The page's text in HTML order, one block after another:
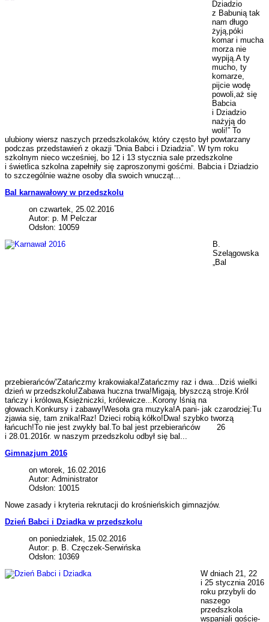
Dziadzio
z Babunią tak
nam długo
żyją,póki
komar i mucha
morza nie
wypiją.A ty
mucho, ty
komarze,
pijcie wodę
powoli,aż się
Babcia
i Dziadzio
nażyją do
woli!” To
ulubiony wiersz naszych przedszkolaków, który często był powtarzany
podczas przedstawień z okazji ”Dnia Babci i Dziadzia”. W tym roku
szkolnym nieco wcześniej, bo 12 i 13 stycznia sale przedszkolne
i świetlica szkolna zapełniły się zaproszonymi gośćmi. Babcia i Dziadzio
to szczególnie ważne osoby dla swoich wnucząt...
Bal karnawałowy w przedszkolu
on czwartek, 25.02.2016
Autor: p. M Pelczar
Odsłon: 10059
B.
Szelągowska
„Bal
przebierańców”Zatańczmy krakowiaka!Zatańczmy raz i dwa...Dziś wielki
dzień w przedszkolu!Zabawa huczna trwa!Migają, błyszczą stroje.Król
tańczy i królowa,Księżniczki, królewicze...Korony lśnią na
głowach.Konkursy i zabawy!Wesoła gra muzyka!A pani- jak czarodziej:Tu
zjawia się, tam znika!Raz! Dzieci robią kółko!Dwa! szybko tworzą
łańcuch!To nie jest zwykły bal.To bal jest przebierańców 26
i 28.01.2016r. w naszym przedszkolu odbył się bal...
Gimnazjum 2016
on wtorek, 16.02.2016
Autor: Administrator
Odsłon: 10015
Nowe zasady i kryteria rekrutacji do krośnieńskich gimnazjów.
Dzień Babci i Dziadka w przedszkolu
on poniedziałek, 15.02.2016
Autor: p. B. Częczek-Serwińska
Odsłon: 10369
W dniach 21, 22
i 25 stycznia 2016
roku przybyli do
naszego
przedszkola
wspaniali goście-